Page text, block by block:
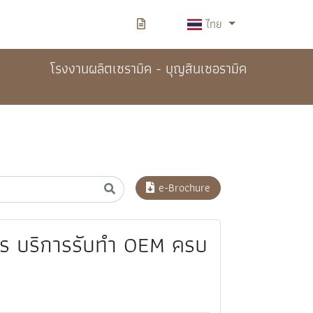
ไทย
โรงงานผลิตเซรามิค - บุญสินเซอรามิค
e-Brochure
บริการรับทำ OEM ครบ